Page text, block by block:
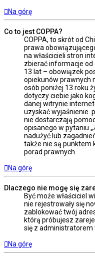
Na górę
Co to jest COPPA?
COPPA, to skrót od
prawa
na właścicieli stron
zbierać informacje od
13 lat – obowiązek
opiekunów prawnych
osób poniżej 13 roku
dotyczy ciebie jako
danej witrynie
uzyskać wyjaśnienie.
nie dostarczają
opisanego w pytaniu
nadużyć lub
także nie są punktem
porad prawnych.
Na górę
Dlaczego nie mogę się
Być może właściciel
nie rejestrowały się
zablokować twój
którą próbujesz
się z administratorem
Na górę